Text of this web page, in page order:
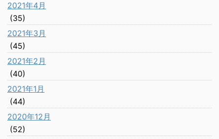
2021年4月
(35)
2021年3月
(45)
2021年2月
(40)
2021年1月
(44)
2020年12月
(52)